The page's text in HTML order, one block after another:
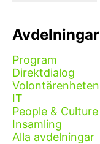
Avdelningar
Program
Direktdialog
Volontärenheten
IT
People & Culture
Insamling
Alla avdelningar